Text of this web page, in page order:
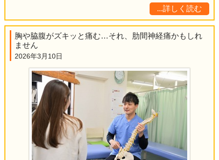
...詳しく読む
胸や脇腹がズキッと痛む…それ、肋間神経痛かもしれ
ません
2026年3月10日